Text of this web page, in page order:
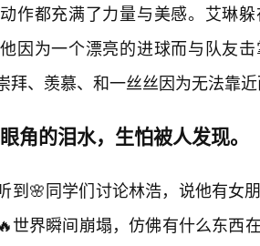
作都充满了力量与美感。艾琳
因为一个漂亮的进球而与队友
拜、羡慕、和一丝丝因为无法靠近
角的泪水，生怕被人发现。
到🌸同学们讨论林浩，说他有女
世界瞬间崩塌，仿佛有什么东西